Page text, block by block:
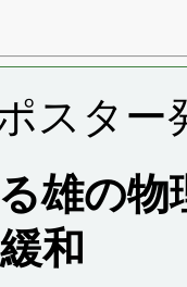
スター
雄の物
和